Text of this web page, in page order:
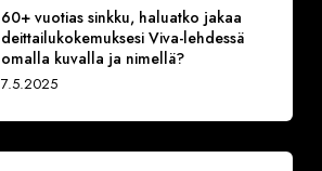
60+ vuotias sinkku, haluatko jakaa
deittailukokemuksesi Viva-lehdessä
omalla kuvalla ja nimellä?
7.5.2025